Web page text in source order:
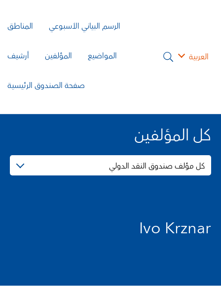
العربية
الرسم البياني الأسبوعي المناطق
المواضيع المؤلفين أرشيف
صفحة الصندوق الرئيسية
كل المؤلفين
كل مؤلف صندوق النقد الدولي
Ivo Krznar